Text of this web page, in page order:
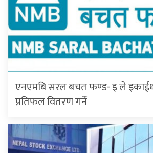
एनएमबि सरल बचत फण्ड- इ ले
प्रतिफल वितरण गर्ने